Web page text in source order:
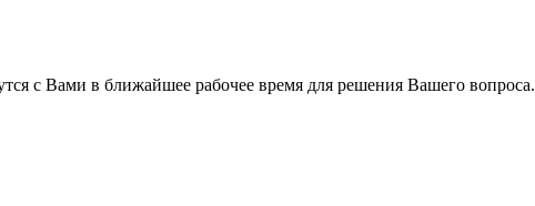
с Вами в ближайшее рабочее время для решения Вашего вопроса.